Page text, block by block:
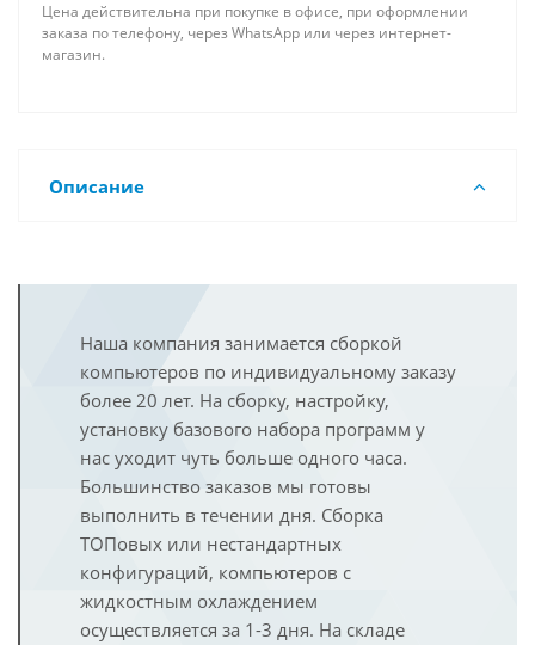
Цена действительна при покупке в офисе, при оформлении
заказа по телефону, через WhatsApp или через интернет-
магазин.
Описание
Наша компания занимается сборкой
компьютеров по индивидуальному заказу
более 20 лет. На сборку, настройку,
установку базового набора программ у
нас уходит чуть больше одного часа.
Большинство заказов мы готовы
выполнить в течении дня. Сборка
ТОПовых или нестандартных
конфигураций, компьютеров с
жидкостным охлаждением
осуществляется за 1-3 дня. На складе